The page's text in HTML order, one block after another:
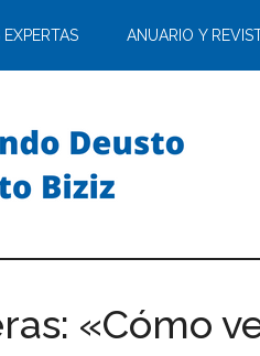
ANUARIO Y
«Cómo